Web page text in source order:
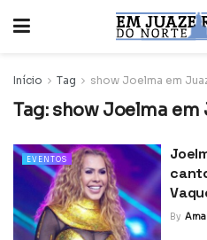
Início Tag show Joelma em
Tag: show Joelma
EVENTOS
By